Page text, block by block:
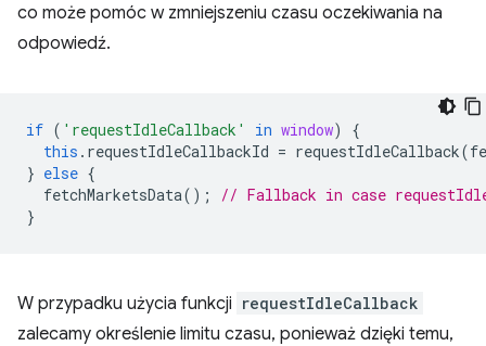
co może pomóc w zmniejszeniu czasu oczekiwania na
odpowiedź.
if ( 'requestIdleCallback' in window)
{
this . requestIdleCallbackId = requestIdleCallback(
} else {
fetchMarketsData();
// Fallback in case
}
W przypadku użycia funkcji requestIdleCallback
zalecamy określenie limitu czasu, ponieważ dzięki temu,